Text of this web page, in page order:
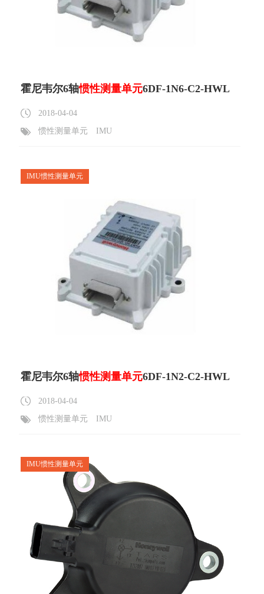
霍尼韦尔6轴惯性测量单元6DF-1N6-C2-HWL
2018-04-04
惯性测量单元
IMU
IMU惯性测量单元
霍尼韦尔6轴惯性测量单元6DF-1N2-C2-HWL
2018-04-04
惯性测量单元
IMU
IMU惯性测量单元